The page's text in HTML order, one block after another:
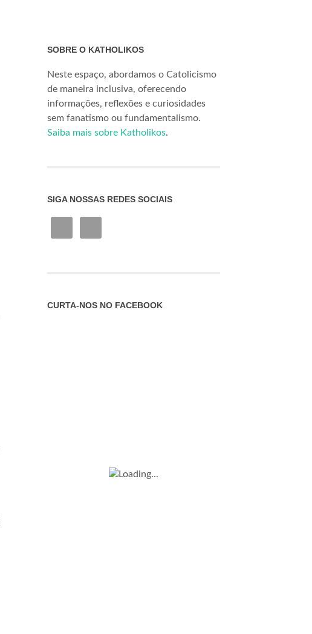
SOBRE O KATHOLIKOS
Neste espaço, abordamos o Catolicismo
de maneira inclusiva, oferecendo
informações, reflexões e curiosidades
sem fanatismo ou fundamentalismo.
Saiba mais sobre Katholikos.
SIGA NOSSAS REDES SOCIAIS
CURTA-NOS NO FACEBOOK